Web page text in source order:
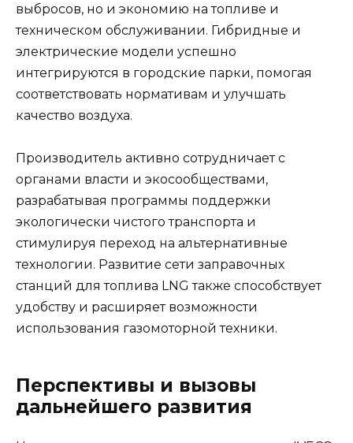
выбросов, но и экономию на топливе и
техническом обслуживании. Гибридные и
электрические модели успешно
интегрируются в городские парки, помогая
соответствовать нормативам и улучшать
качество воздуха.
Производитель активно сотрудничает с
органами власти и экосообществами,
разрабатывая программы поддержки
экологически чистого транспорта и
стимулируя переход на альтернативные
технологии. Развитие сети заправочных
станций для топлива LNG также способствует
удобству и расширяет возможности
использования газомоторной техники.
Перспективы и вызовы
дальнейшего развития